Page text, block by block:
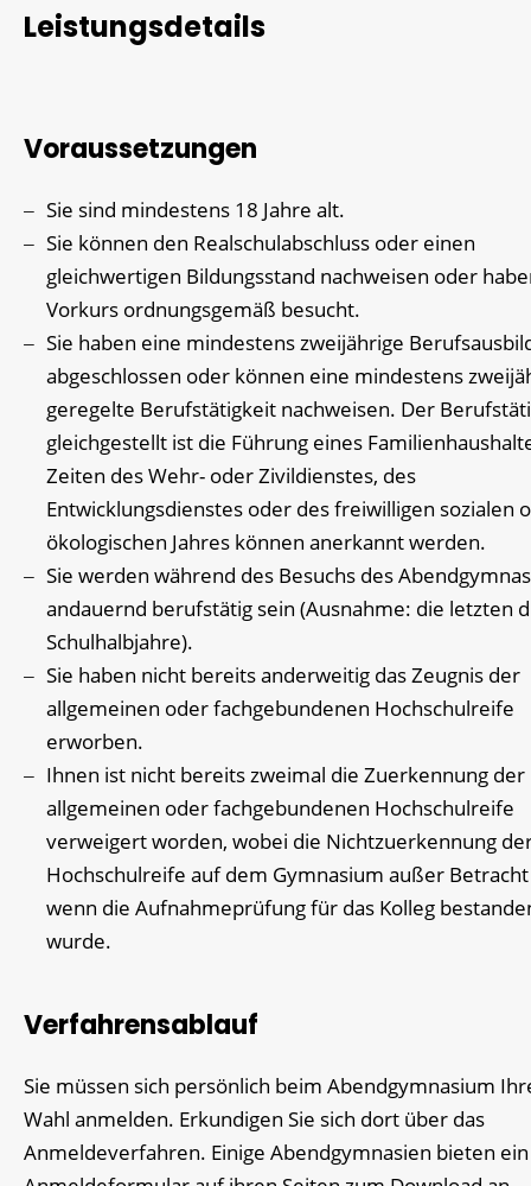
Leistungsdetails
Voraussetzungen
Sie sind mindestens 18 Jahre alt.
Sie können den Realschulabschluss oder einen
gleichwertigen Bildungsstand nachweisen oder
Vorkurs ordnungsgemäß besucht.
Sie haben eine mindestens zweijährige
abgeschlossen oder können eine mindestens
geregelte Berufstätigkeit nachweisen. Der
gleichgestellt ist die Führung eines
Zeiten des Wehr- oder Zivildienstes, des
Entwicklungsdienstes oder des freiwilligen sozialen
ökologischen Jahres können anerkannt werden.
Sie werden während des Besuchs des
andauernd berufstätig sein (Ausnahme: die letzten
Schulhalbjahre).
Sie haben nicht bereits anderweitig das Zeugnis der
allgemeinen oder fachgebundenen Hochschulreife
erworben.
Ihnen ist nicht bereits zweimal die Zuerkennung der
allgemeinen oder fachgebundenen Hochschulreife
verweigert worden, wobei die Nichtzuerkennung
Hochschulreife auf dem Gymnasium außer
wenn die Aufnahmeprüfung für das Kolleg
wurde.
Verfahrensablauf
Sie müssen sich persönlich beim Abendgymnasium
Wahl anmelden. Erkundigen Sie sich dort über das
Anmeldeverfahren. Einige Abendgymnasien bieten ein